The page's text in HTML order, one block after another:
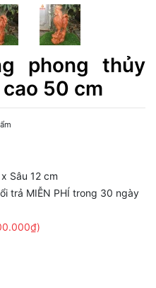
phong thủy
50 cm
Sâu 12 cm
trả MIỄN PHÍ trong 30 ngày
)